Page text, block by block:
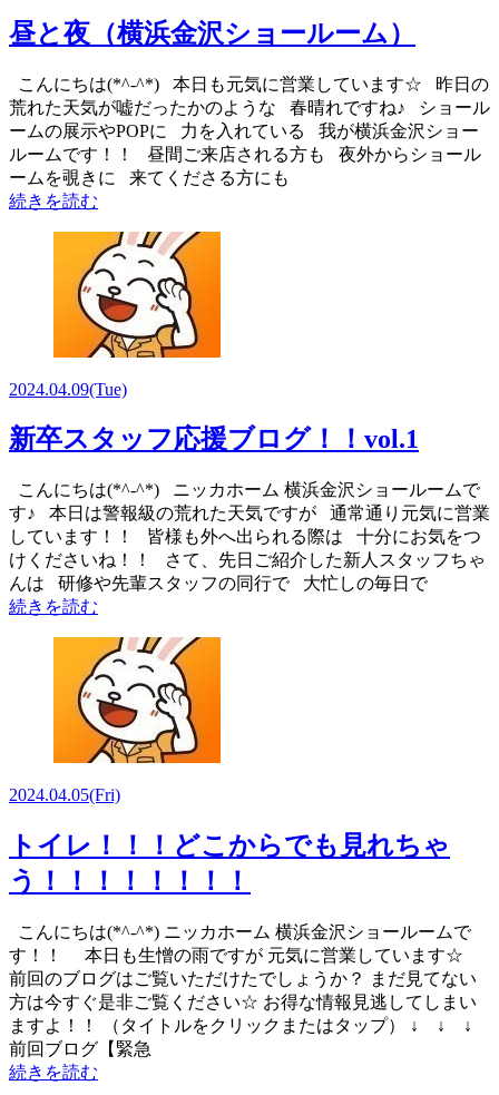
昼と夜（横浜金沢ショールーム）
こんにちは(*^-^*) 本日も元気に営業しています☆ 昨日の
荒れた天気が嘘だったかのような 春晴れですね♪ ショール
ームの展示やPOPに 力を入れている 我が横浜金沢ショー
ルームです！！ 昼間ご来店される方も 夜外からショール
ームを覗きに 来てくださる方にも
続きを読む
2024.04.09(Tue)
新卒スタッフ応援ブログ！！vol.1
こんにちは(*^-^*) ニッカホーム 横浜金沢ショールームで
す♪ 本日は警報級の荒れた天気ですが 通常通り元気に営業
しています！！ 皆様も外へ出られる際は 十分にお気をつ
けくださいね！！ さて、先日ご紹介した新人スタッフちゃ
んは 研修や先輩スタッフの同行で 大忙しの毎日で
続きを読む
2024.04.05(Fri)
トイレ！！！どこからでも見れちゃ
う！！！！！！！！
こんにちは(*^-^*) ニッカホーム 横浜金沢ショールームで
す！！ 本日も生憎の雨ですが 元気に営業しています☆
前回のブログはご覧いただけたでしょうか？ まだ見てない
方は今すぐ是非ご覧ください☆ お得な情報見逃してしまい
ますよ！！ （タイトルをクリックまたはタップ） ↓ ↓ ↓
前回ブログ【緊急
続きを読む